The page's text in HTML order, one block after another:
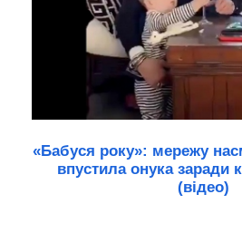
«Бабуся року»: мережу
впустила онука заради
(відео)